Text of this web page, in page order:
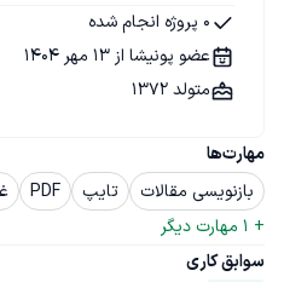
مهارت‌ها
بازنویسی مقالات
تایپ PDF
+
1 مهارت دیگر
سوابق کاری
0 پروژه انجام شده
عضو پونیشا از 13 مهر 1404
متولد 1372